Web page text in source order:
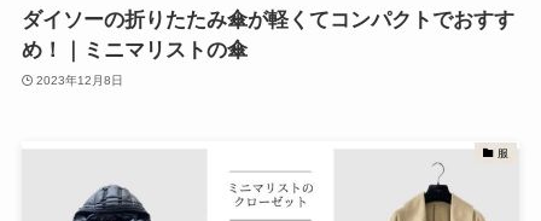
ダイソーの折りたたみ傘が軽くてコンパクトでおすす
め！｜ミニマリストの傘
2023年12月8日
服